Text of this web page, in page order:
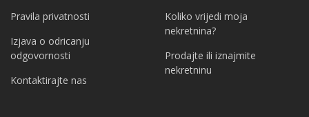
Pravila privatnosti
Izjava o odricanju
odgovornosti
Kontaktirajte nas
Koliko vrijedi moja
nekretnina?
Prodajte ili iznajmite
nekretninu